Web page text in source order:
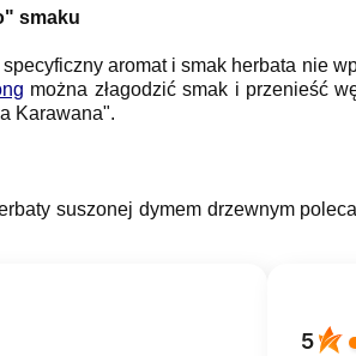
smaku
aromat i smak herbata nie
można złagodzić smak i przenieść
Karawana".
suszonej dymem drzewnym
5